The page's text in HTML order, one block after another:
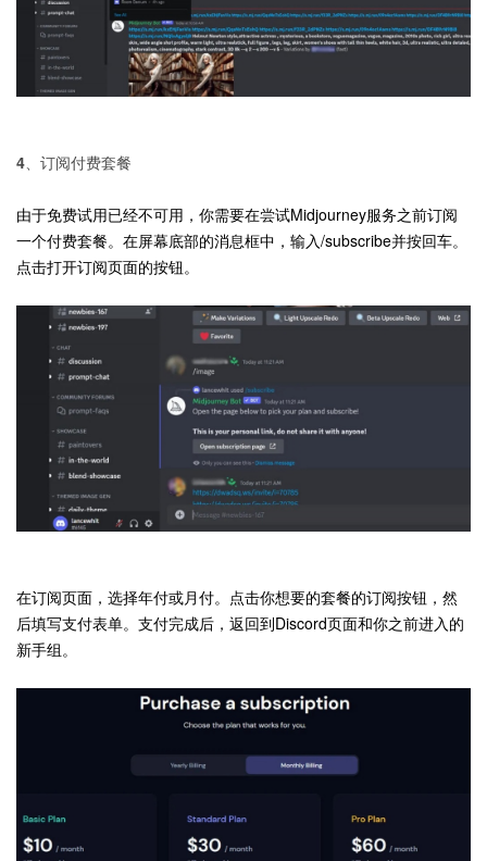
4、订阅付费套餐
由于免费试用已经不可用，你需要在尝试Midjourney服务之前订阅
一个付费套餐。在屏幕底部的消息框中，输入/subscribe并按回车。
点击打开订阅页面的按钮。
在订阅页面，选择年付或月付。点击你想要的套餐的订阅按钮，然
后填写支付表单。支付完成后，返回到Discord页面和你之前进入的
新手组。